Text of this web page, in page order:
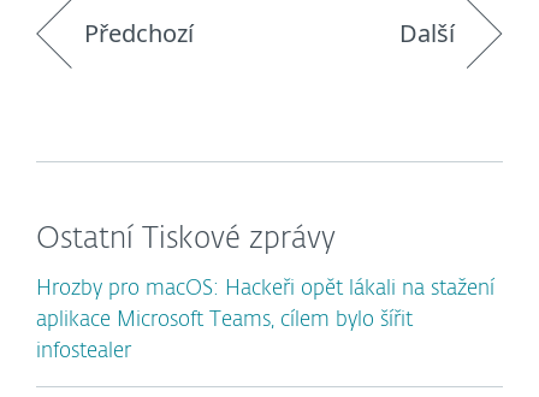
Předchozí Další
Ostatní Tiskové zprávy
Hrozby pro macOS: Hackeři opět lákali na stažení
aplikace Microsoft Teams, cílem bylo šířit
infostealer